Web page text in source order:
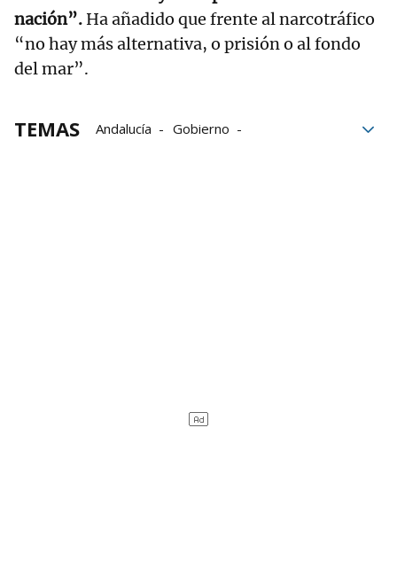
nación”. Ha añadido que frente al narcotráfico
“no hay más alternativa, o prisión o al fondo
del mar”.
TEMAS Andalucía
Gobierno